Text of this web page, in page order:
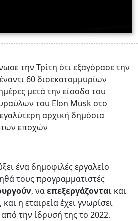
την Τρίτη ότι εξαγόρασε την
60 δισεκατομμυρίων
μετά την είσοδο του
του Elon Musk στο
αρχική δημόσια
εποχών
ένα δημοφιλές εργαλείο
τους προγραμματιστές
, ναεπεξεργάζονται και
η εταιρεία έχει γνωρίσει
την ίδρυσή της το 2022.